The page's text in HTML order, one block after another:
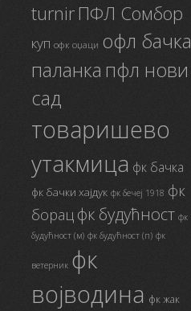
turnirПФЛ Сомбор
куп офк оџаци офл бачка
паланка пфл нови
сад
товаришево
утакмица фк бачка
фк бачки хајдук фк бечеј 1918 фк
борац фк будућност фк
будућност (м) фк будућност (п) фк
ветерник фк
војводина фк жак